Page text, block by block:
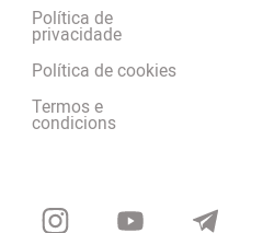
Política de
privacidade
Política de cookies
Termos e
condicions